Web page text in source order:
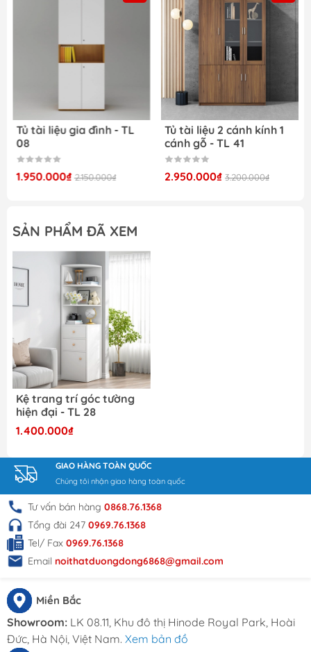
Tủ tài liệu gia đình - TL
08
1.950.000₫ 2.150.000₫
Tủ tài liệu 2 cánh kính 1
cánh gỗ - TL 41
2.950.000₫ 3.200.000₫
SẢN PHẨM ĐÃ XEM
Kệ trang trí góc tường
hiện đại - TL 28
1.400.000₫
GIAO HÀNG TOÀN QUỐC
Chúng tôi nhận giao hàng toàn quốc
Tư vấn bán hàng 0868.76.1368
Tổng đài 247 0969.76.1368
Tel/ Fax 0969.76.1368
Email noithatduongdong6868@gmail.com
Miền Bắc
Showroom: LK 08.11, Khu đô thị Hinode Royal Park, Hoài
Đức, Hà Nội, Việt Nam. Xem bản đồ